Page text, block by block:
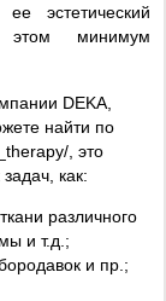
эстетический
этом минимум
DEKA,
найти по
, это
как:
различного
и т.д.;
и пр.;